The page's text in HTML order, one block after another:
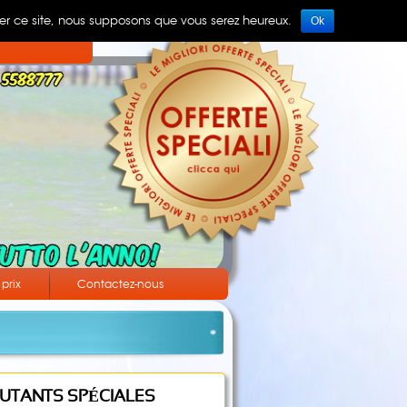
prix Contactez-nous
SPÉCIALES
ce site, nous supposons que vous serez heureux. Ok